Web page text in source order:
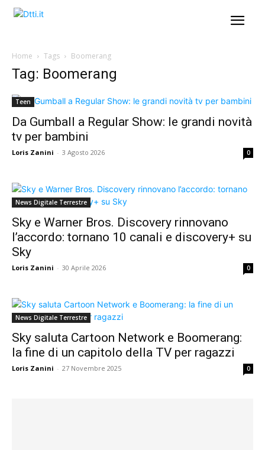
Home Tags Boomerang
Tag: Boomerang
Teen
Da Gumball a Regular Show: le grandi novità
tv per bambini
Loris Zanini - 3 Agosto 2026 0
News Digitale Terrestre
Sky e Warner Bros. Discovery rinnovano
l’accordo: tornano 10 canali e discovery+ su
Sky
Loris Zanini - 30 Aprile 2026 0
News Digitale Terrestre
Sky saluta Cartoon Network e Boomerang:
la fine di un capitolo della TV per ragazzi
Loris Zanini - 27 Novembre 2025 0